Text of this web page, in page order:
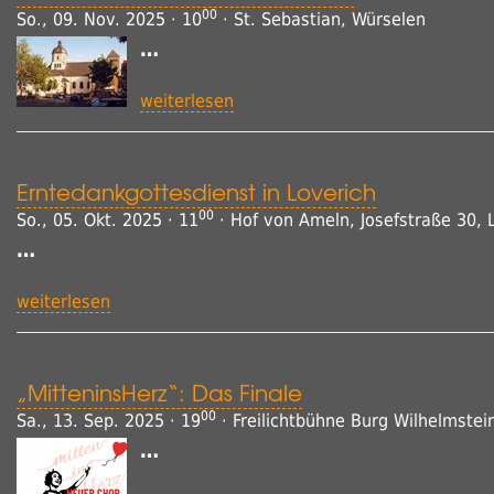
So., 09. Nov. 2025 · 1000 · St. Sebastian, Würselen
…
weiterlesen
Erntedankgottesdienst in Loverich
So., 05. Okt. 2025 · 1100 · Hof von Ameln, Josefstraße 30,
…
weiterlesen
„MitteninsHerz“: Das Finale
Sa., 13. Sep. 2025 · 1900 · Freilichtbühne Burg
…